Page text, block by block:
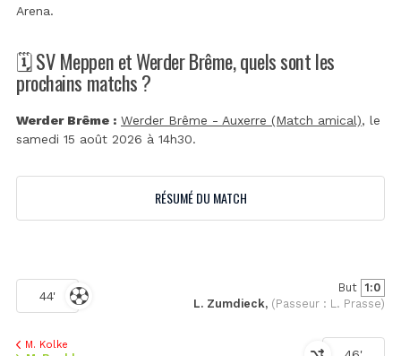
Arena.
🗓️ SV Meppen et Werder Brême, quels sont les
prochains matchs ?
Werder Brême : Werder Brême - Auxerre (Match amical), le
samedi 15 août 2026 à 14h30.
RÉSUMÉ DU MATCH
44'
But 1:0
L. Zumdieck, (Passeur : L. Prasse)
M. Kolke